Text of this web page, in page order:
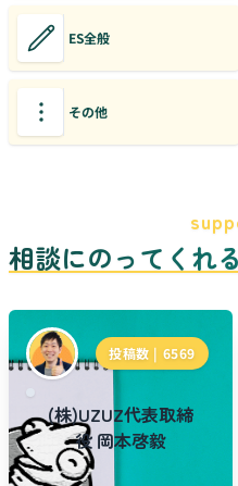
ES全般
その他
相談にのってくれ
投稿数 | 6569
(株)UZUZ代表取締
役 岡本啓毅